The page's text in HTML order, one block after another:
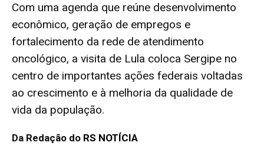
Com uma agenda que reúne desenvolvimento
econômico, geração de empregos e
fortalecimento da rede de atendimento
oncológico, a visita de Lula coloca Sergipe no
centro de importantes ações federais voltadas
ao crescimento e à melhoria da qualidade de
vida da população.
Da Redação do RS NOTÍCIA